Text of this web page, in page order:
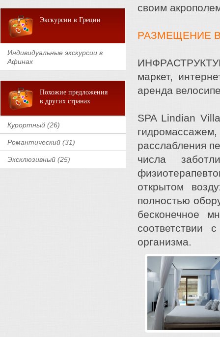
Экскурсии в Греции
Индивидуальные экскурсии в
Афинах
Похожие предложения
в других странах
Курортный (26)
Романтический (31)
Эксклюзивный (25)
своим
РАЗМЕЩЕНИЕ В
маркет,
аренда
SPA Lindian
расслабления
числа
открытом
полностью
бесконечное
соответствии
организма.